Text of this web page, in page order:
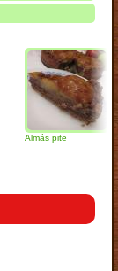
Almás pite